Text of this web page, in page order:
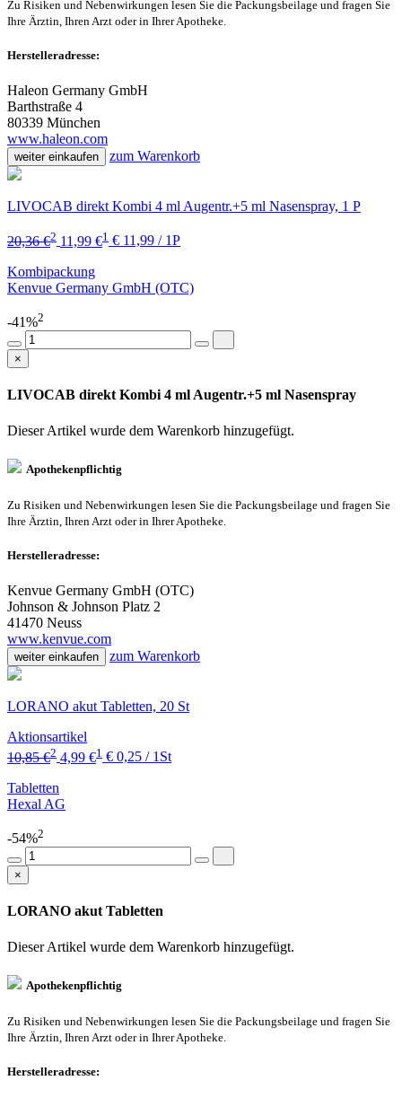
Zu Risiken und Nebenwirkungen lesen Sie die Packungsbeilage und fragen Sie
Ihre Ärztin, Ihren Arzt oder in Ihrer Apotheke.
Herstelleradresse:
Haleon Germany GmbH
Barthstraße 4
80339 München
www.haleon.com
weiter einkaufen zum Warenkorb
LIVOCAB direkt Kombi 4 ml Augentr.+5 ml Nasenspray, 1 P
20,36 €2 11,99 €1 € 11,99 / 1P
Kombipackung
Kenvue Germany GmbH (OTC)
-41%2
×
LIVOCAB direkt Kombi 4 ml Augentr.+5 ml Nasenspray
Dieser Artikel wurde dem Warenkorb hinzugefügt.
Apothekenpflichtig
Zu Risiken und Nebenwirkungen lesen Sie die Packungsbeilage und fragen Sie
Ihre Ärztin, Ihren Arzt oder in Ihrer Apotheke.
Herstelleradresse:
Kenvue Germany GmbH (OTC)
Johnson & Johnson Platz 2
41470 Neuss
www.kenvue.com
weiter einkaufen zum Warenkorb
LORANO akut Tabletten, 20 St
Aktionsartikel
10,85 €2 4,99 €1 € 0,25 / 1St
Tabletten
Hexal AG
-54%2
×
LORANO akut Tabletten
Dieser Artikel wurde dem Warenkorb hinzugefügt.
Apothekenpflichtig
Zu Risiken und Nebenwirkungen lesen Sie die Packungsbeilage und fragen Sie
Ihre Ärztin, Ihren Arzt oder in Ihrer Apotheke.
Herstelleradresse: